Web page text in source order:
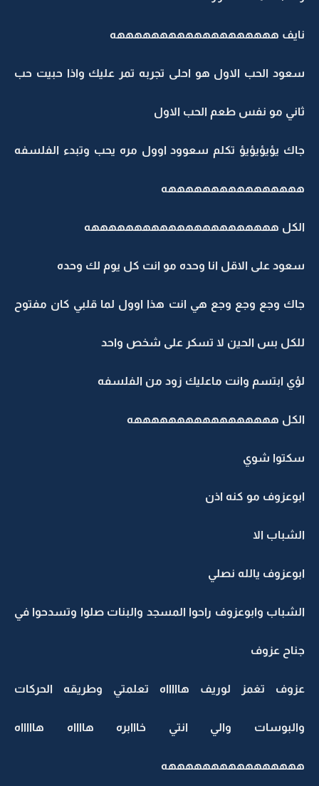
نايف هههههههههههههههههههه
سعود الحب الاول هو احلى تجربه تمر عليك واذا حبيت حب
ثاني مو نفس طعم الحب الاول
جاك يؤيؤيؤيؤ تكلم سعوود اوول مره يحب وتبدء الفلسفه
ههههههههههههههههه
الكل ههههههههههههههههههههههه
سعود على الاقل انا وحده مو انت كل يوم لك وحده
جاك وجع وجع وجع هي انت هذا اوول لما قلبي كان مفتوح
للكل بس الحين لا تسكر على شخص واحد
لؤي ابتسم وانت ماعليك زود من الفلسفه
الكل هههههههههههههههههه
سكتوا شوي
ابوعزوف مو كنه اذن
الشباب الا
ابوعزوف يالله نصلي
الشباب وابوعزوف راحوا المسجد والبنات صلوا وتسدحوا في
جناح عزوف
عزوف تغمز لوريف هاااااه تعلمتي وطريقه الحركات
والبوسات والي انتي خااابره هااااه هاااااه
ههههههههههههههههه